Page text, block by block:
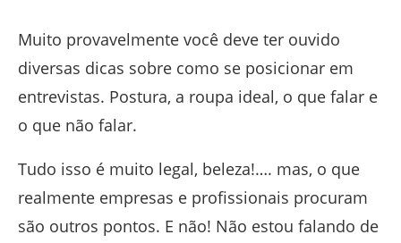
Muito provavelmente você deve ter ouvido
diversas dicas sobre como se posicionar em
entrevistas. Postura, a roupa ideal, o que falar e
o que não falar.
Tudo isso é muito legal, beleza!…. mas, o que
realmente empresas e profissionais procuram
são outros pontos. E não! Não estou falando de